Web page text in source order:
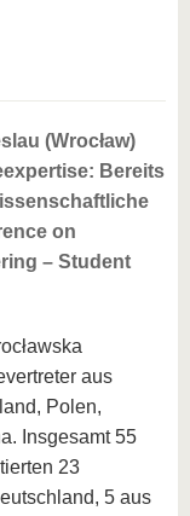
(Wrocław)
Bereits
on
– Student
aus
Polen,
Insgesamt 55
23
5 aus